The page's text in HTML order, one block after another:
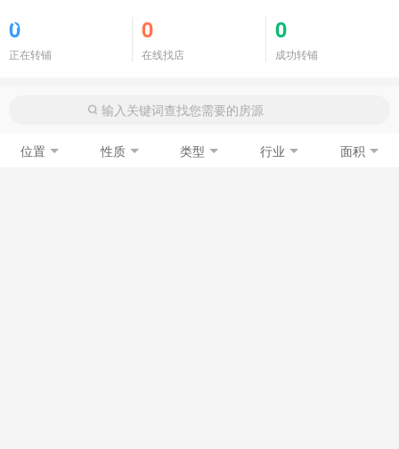
0
正在转铺
0
在线找店
0
成功转铺
位置 性质 类型 行业 面积